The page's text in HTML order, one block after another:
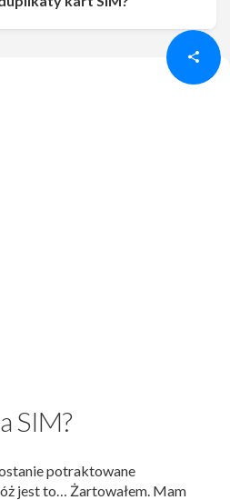
SIM?
potraktowane
jest to… Żartowałem. Mam